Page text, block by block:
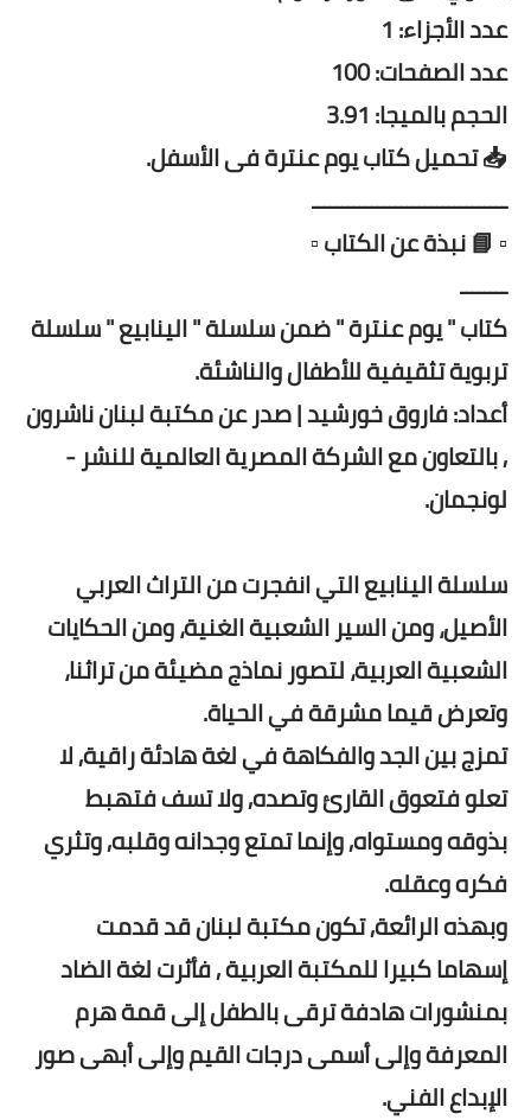
عدد الأجزاء: 1
عدد الصفحات: 100
الحجم بالميجا: 3.91
📥 تحميل كتاب يوم عنترة فى الأسفل.
ـــــــــــــــــــــــــــــــــ
▫️ 📘 نبذة عن الكتاب ▫️
ــــــــ
كتاب " يوم عنترة " ضمن سلسلة " الينابيع " سلسلة
تربوية تثقيفية للأطفال والناشئة.
أعداد: فاروق خورشيد | صدر عن مكتبة لبنان ناشرون
, بالتعاون مع الشركة المصرية العالمية للنشر -
لونجمان.
سلسلة الينابيع التي انفجرت من التراث العربي
الأصيل، ومن السير الشعبية الغنية، ومن الحكايات
الشعبية العربية، لتصور نماذج مضيئة من تراثنا،
وتعرض قيما مشرقة في الحياة.
تمزج بين الجد والفكاهة في لغة هادئة راقية, لا
تعلو فتعوق القارئ وتصده, ولا تسف فتهبط
بذوقه ومستواه, وإنما تمتع وجدانه وقلبه, وتثري
فكره وعقله.
وبهذه الرائعة, تكون مكتبة لبنان قد قدمت
إسهاما كبيرا للمكتبة العربية , فأثرت لغة الضاد
بمنشورات هادفة ترقى بالطفل إلى قمة هرم
المعرفة وإلى أسمى درجات القيم وإلى أبهى صور
الإبداع الفني.